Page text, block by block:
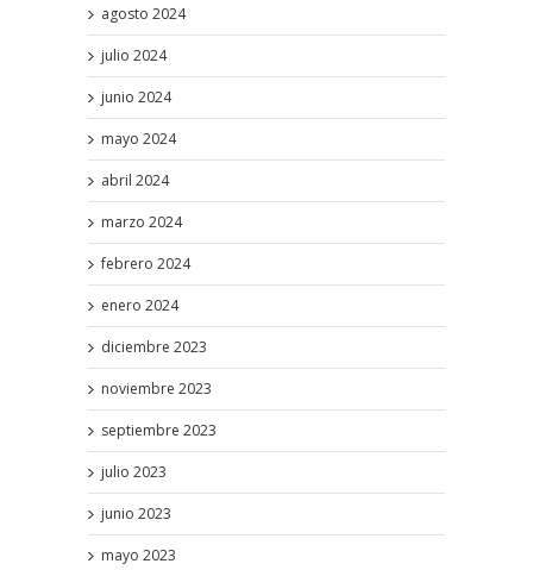
agosto 2024
julio 2024
junio 2024
mayo 2024
abril 2024
marzo 2024
febrero 2024
enero 2024
diciembre 2023
noviembre 2023
septiembre 2023
julio 2023
junio 2023
mayo 2023